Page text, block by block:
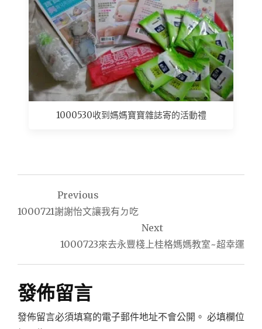
1000530收到媽媽寶寶雜誌寄的活動禮
章
Previous
1000721謝謝怡文讓我有ㄉ吃
Next
1000723來去永豐棧上桂格媽媽教室~超幸運
發佈留言
發佈留言必須填寫的電子郵件地址不會公開。 必填欄位